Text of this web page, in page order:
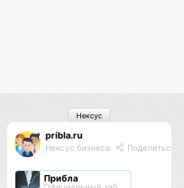
pribla.ru
Нексус бизнеса Поделиться
Прибла
Нексус